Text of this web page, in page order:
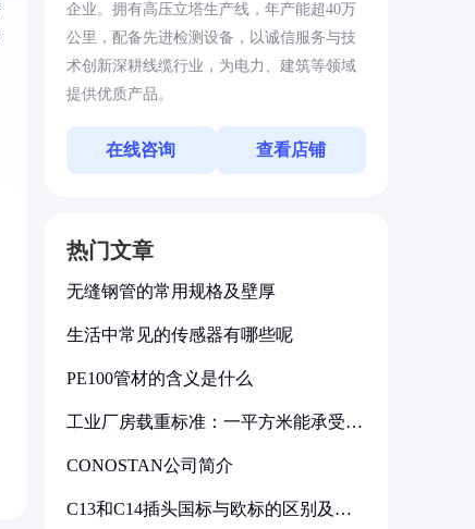
企业。拥有高压立塔生产线，年产能超40万
公里，配备先进检测设备，以诚信服务与技
术创新深耕线缆行业，为电力、建筑等领域
提供优质产品。
在线咨询 查看店铺
热门文章
无缝钢管的常用规格及壁厚
生活中常见的传感器有哪些呢
PE100管材的含义是什么
工业厂房载重标准：一平方米能承受多
CONOSTAN公司简介
C13和C14插头国标与欧标的区别及其